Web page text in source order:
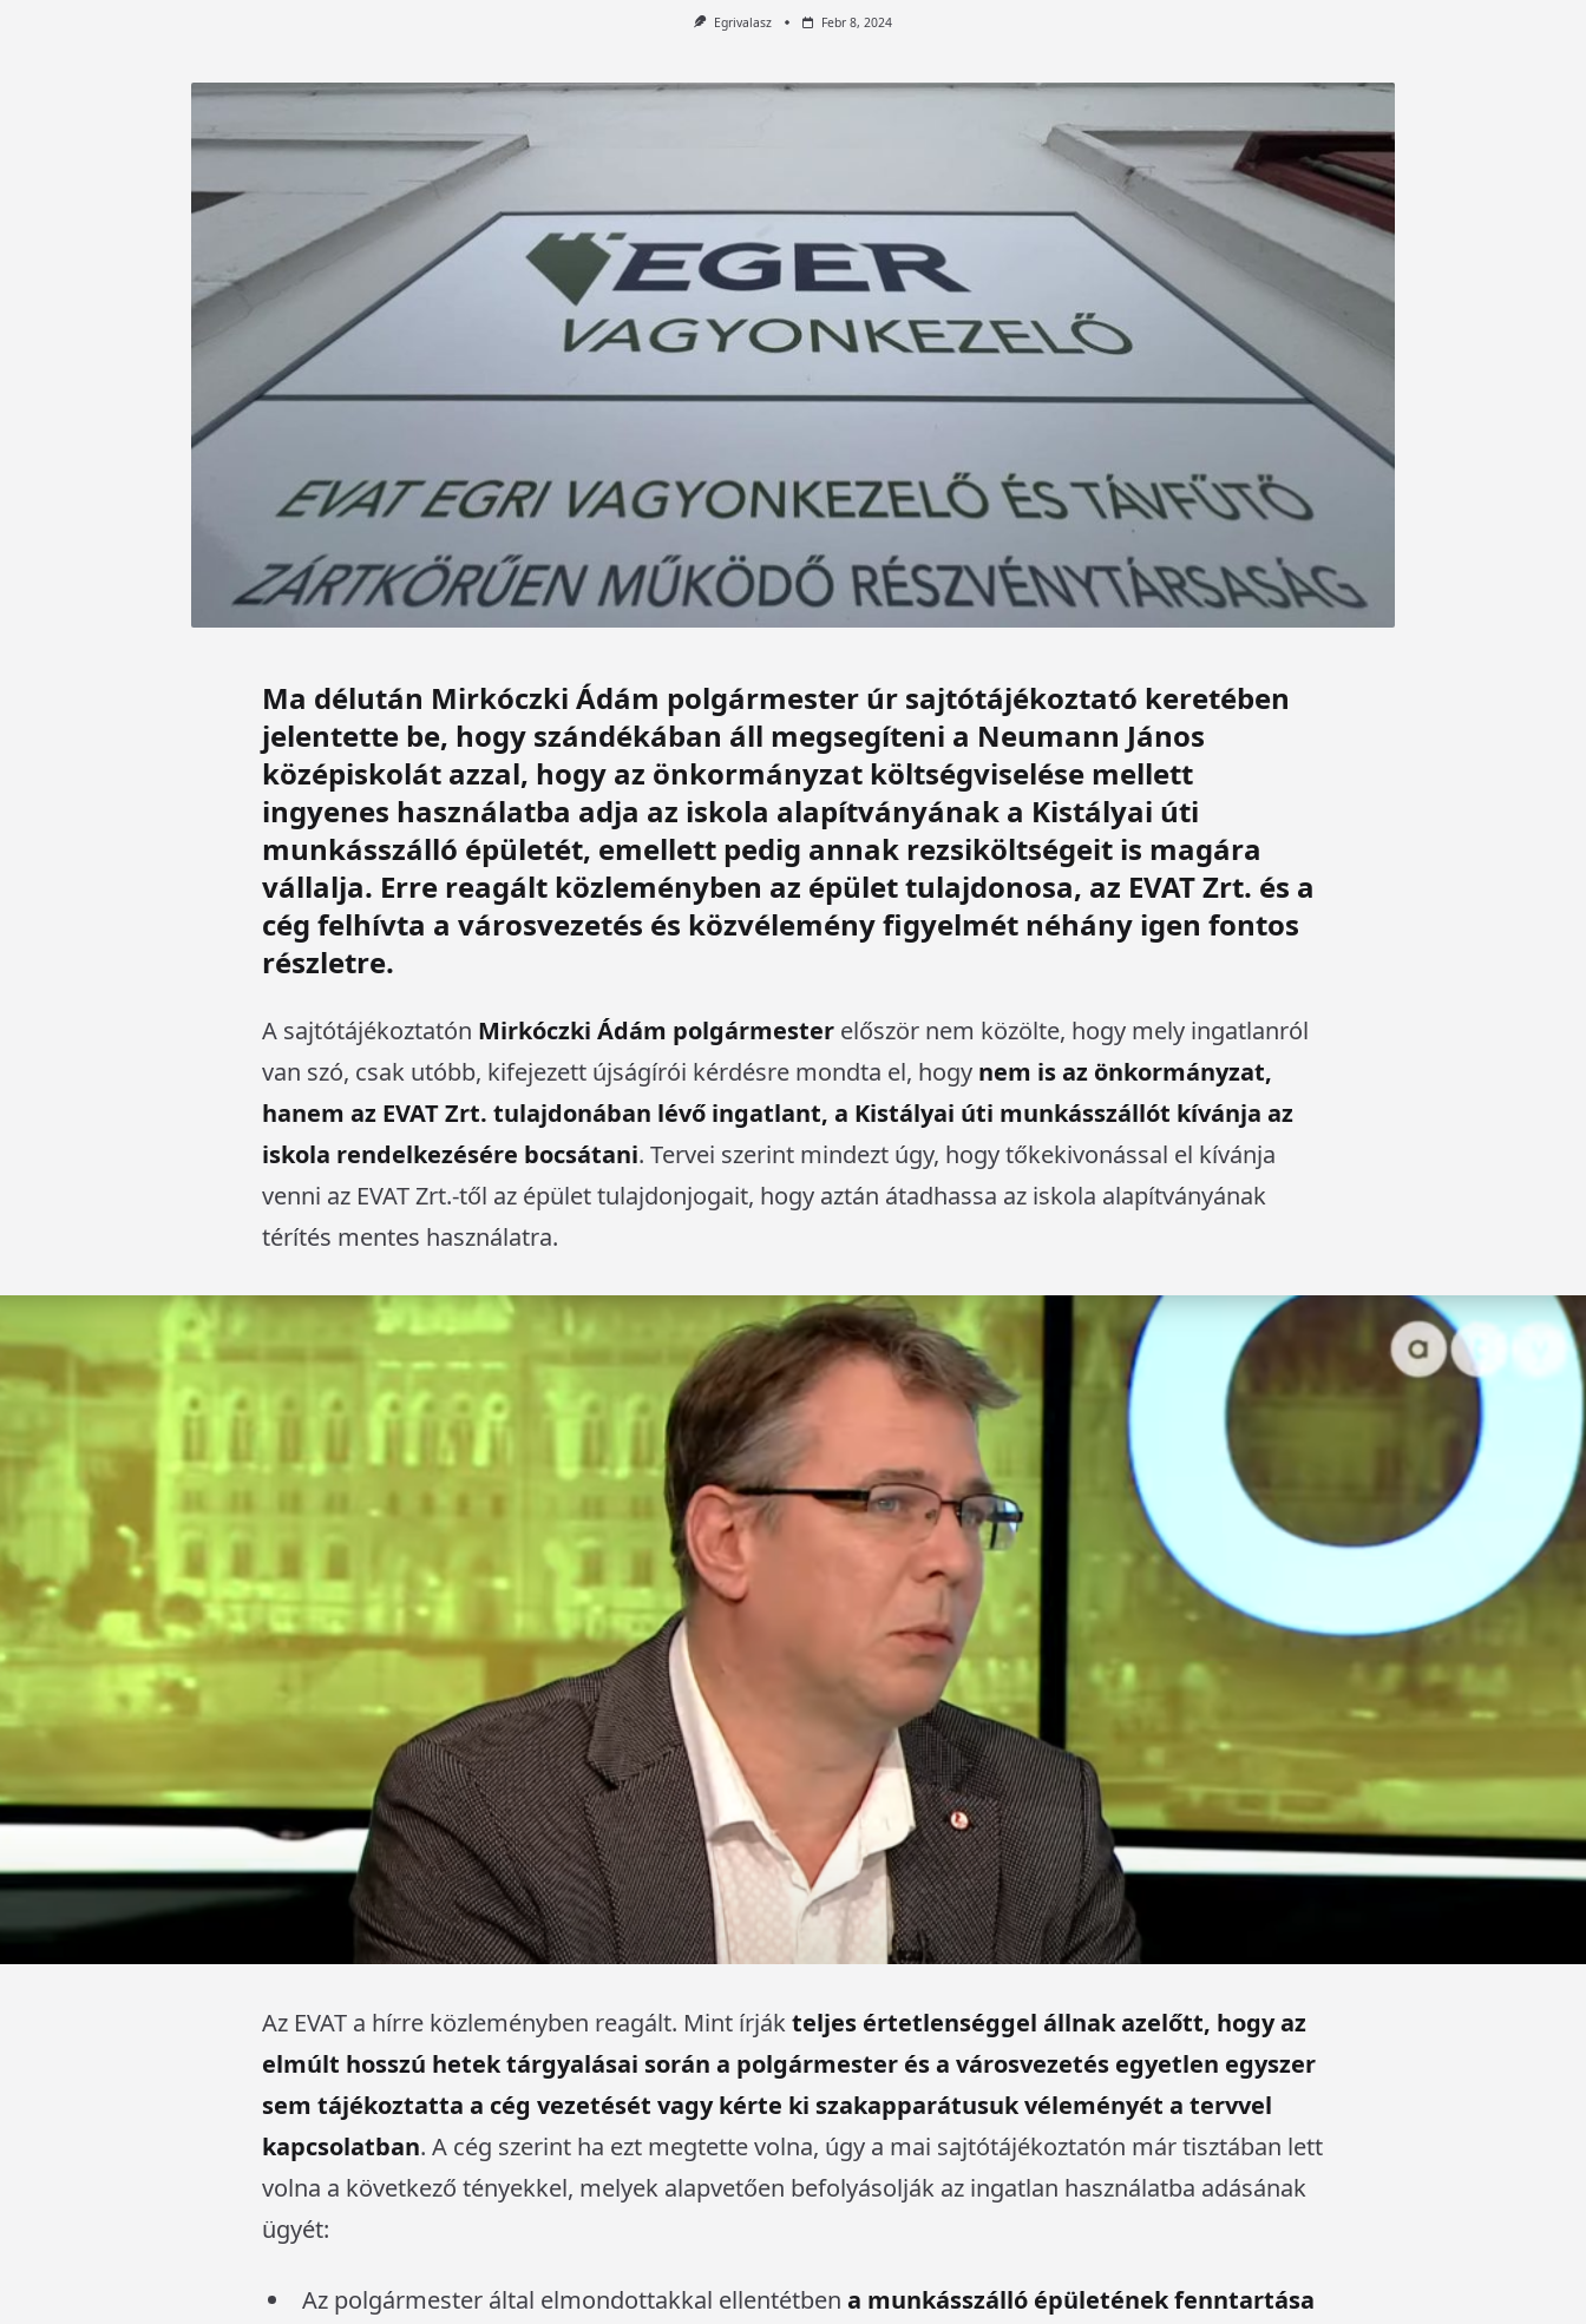
Egrivalasz Febr 8, 2024
Ma délután Mirkóczki Ádám polgármester úr sajtótájékoztató keretében
jelentette be, hogy szándékában áll megsegíteni a Neumann János
középiskolát azzal, hogy az önkormányzat költségviselése mellett
ingyenes használatba adja az iskola alapítványának a Kistályai úti
munkásszálló épületét, emellett pedig annak rezsiköltségeit is magára
vállalja. Erre reagált közleményben az épület tulajdonosa, az EVAT Zrt. és a
cég felhívta a városvezetés és közvélemény figyelmét néhány igen fontos
részletre.
A sajtótájékoztatón Mirkóczki Ádám polgármester először nem közölte, hogy mely ingatlanról
van szó, csak utóbb, kifejezett újságírói kérdésre mondta el, hogy nem is az önkormányzat,
hanem az EVAT Zrt. tulajdonában lévő ingatlant, a Kistályai úti munkásszállót kívánja az
iskola rendelkezésére bocsátani. Tervei szerint mindezt úgy, hogy tőkekivonással el kívánja
venni az EVAT Zrt.-től az épület tulajdonjogait, hogy aztán átadhassa az iskola alapítványának
térítés mentes használatra.
Az EVAT a hírre közleményben reagált. Mint írjákteljes értetlenséggel állnak azelőtt, hogy az
elmúlt hosszú hetek tárgyalásai során a polgármester és a városvezetés egyetlen egyszer
sem tájékoztatta a cég vezetését vagy kérte ki szakapparátusuk véleményét a tervvel
kapcsolatban. A cég szerint ha ezt megtette volna, úgy a mai sajtótájékoztatón már tisztában lett
volna a következő tényekkel, melyek alapvetően befolyásolják az ingatlan használatba adásának
ügyét:
Az polgármester által elmondottakkal ellentétben a munkásszálló épületének fenntartása